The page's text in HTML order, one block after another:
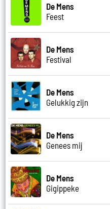
De Mens
Feest
De Mens
Festival
De Mens
Gelukkig zijn
De Mens
Genees mij
De Mens
Gigippeke